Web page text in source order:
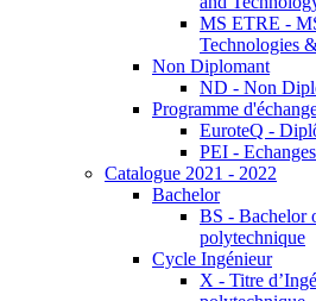
MS ETRE -
Technologies
Non Diplomant
ND - Non
Programme
EuroteQ -
PEI -
Catalogue 2021 - 2022
Bachelor
BS - Bachelor
polytechnique
Cycle Ingénieur
X - Titre